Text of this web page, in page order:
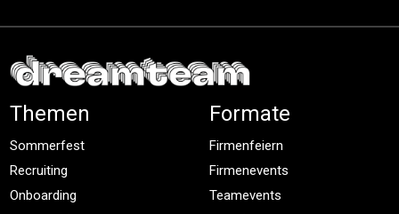
Themen
Sommerfest
Recruiting
Onboarding
Formate
Firmenfeiern
Firmenevents
Teamevents